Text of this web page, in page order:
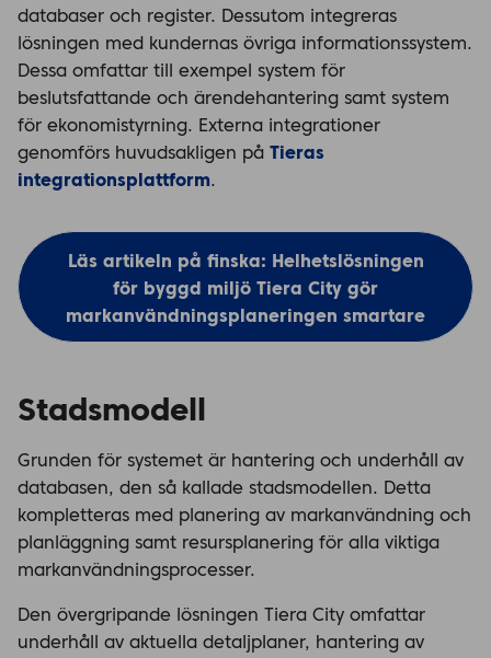
databaser och register. Dessutom integreras
lösningen med kundernas övriga informationssystem.
Dessa omfattar till exempel system för
beslutsfattande och ärendehantering samt system
för ekonomistyrning. Externa integrationer
genomförs huvudsakligen på Tieras
integrationsplattform.
Läs artikeln på finska: Helhetslösningen
för byggd miljö Tiera City gör
markanvändningsplaneringen smartare
Stadsmodell
Grunden för systemet är hantering och underhåll av
databasen, den så kallade stadsmodellen. Detta
kompletteras med planering av markanvändning och
planläggning samt resursplanering för alla viktiga
markanvändningsprocesser.
Den övergripande lösningen Tiera City omfattar
underhåll av aktuella detaljplaner, hantering av